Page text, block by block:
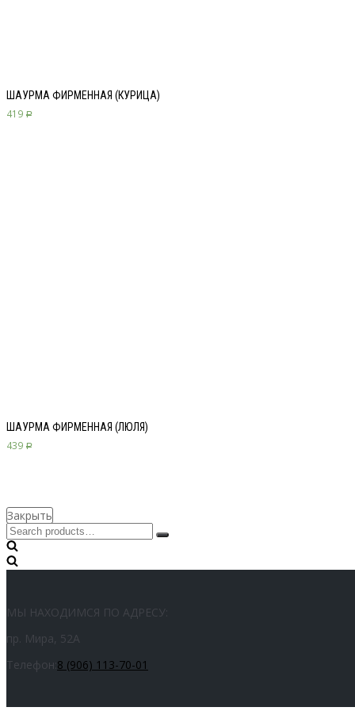
ШАУРМА ФИРМЕННАЯ (КУРИЦА)
419 Р
ШАУРМА ФИРМЕННАЯ (ЛЮЛЯ)
439 Р
Закрыть
Искать...
МЫ НАХОДИМСЯ ПО АДРЕСУ:
пр. Мира, 52А
Телефон: 8 (906) 113-70-01